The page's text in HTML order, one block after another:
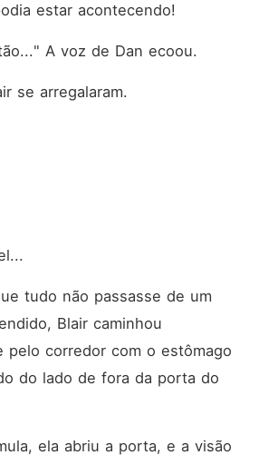
estar acontecendo!
A voz de Dan ecoou.
se arregalaram.
tudo não passasse de um
Blair caminhou
pelo corredor com o estômago
do lado de fora da porta do
ela abriu a porta, e a visão